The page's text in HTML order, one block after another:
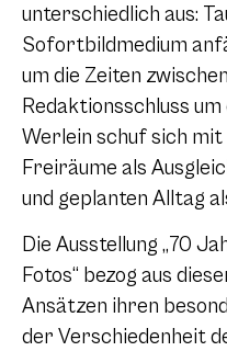
unterschiedlich aus:
Sofortbildmedium
um die Zeiten
Redaktionsschluss
Werlein schuf sich
Freiräume als
und geplanten Alltag
Die Ausstellung „70
Fotos“ bezog aus
Ansätzen ihren
der Verschiedenheit